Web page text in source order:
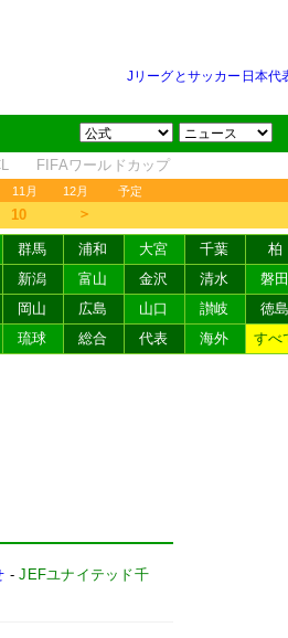
Jリーグとサッカー日本代
FIFAワールドカップ
11月 12月 予定
10 ＞
群馬 浦和 大宮 千葉
柏
新潟 富山 金沢 清水
磐田
岡山 広島 山口 讃岐
徳島
琉球 総合 代表 海外 すべ
-JEFユナイテッド千